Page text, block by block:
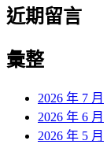
近期留言
彙整
2026 年 7 月
2026 年 6 月
2026 年 5 月